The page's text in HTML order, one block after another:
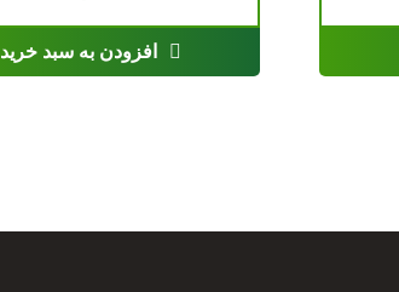
افزودن به سبد خرید